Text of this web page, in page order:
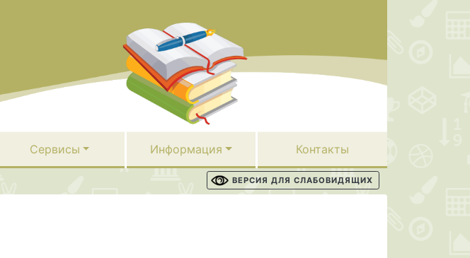
Сервисы Информация Контакты
ВЕРСИЯ ДЛЯ СЛАБОВИДЯЩИХ